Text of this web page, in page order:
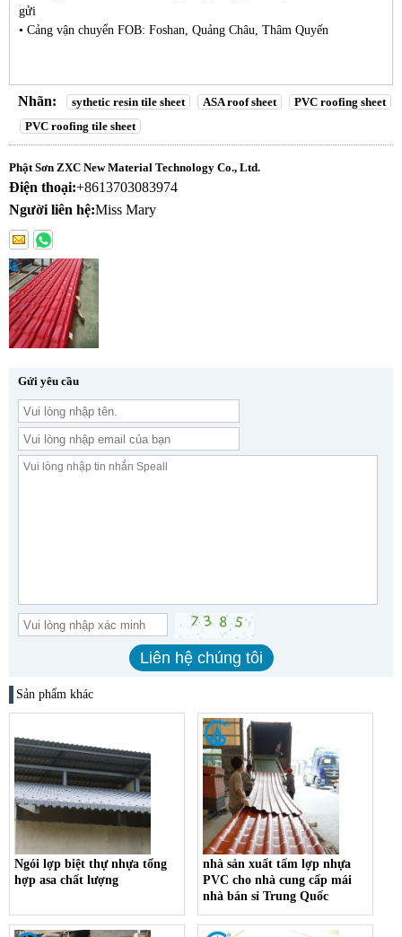
gửi
• Cảng vận chuyển FOB: Foshan, Quảng Châu, Thâm Quyến
Nhãn: sythetic resin tile sheet ASA roof sheet
PVC roofing sheet
PVC roofing tile sheet
Phật Sơn ZXC New Material Technology Co., Ltd.
Điện thoại:+8613703083974
Người liên hệ:Miss Mary
Gửi yêu cầu
Sản phẩm khác
Ngói lợp biệt thự nhựa tổng
hợp asa chất lượng
nhà sản xuất tấm lợp nhựa
PVC cho nhà cung cấp mái
nhà bán sỉ Trung Quốc